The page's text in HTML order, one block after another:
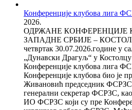
Конференције клубова лига
2026.
ОДРЖАНЕ КОНФЕРЕНЦИЈЕ
ЗАПАДНЕ СРБИЈЕ –
четвртак 30.07.2026.године у
„Дунавски Драгуљ“ у
Конференције клубова лига
Конференције клубова био је
Живановић председник
генерални секретар ФСРЗС,
ИО ФСРЗС који су пре